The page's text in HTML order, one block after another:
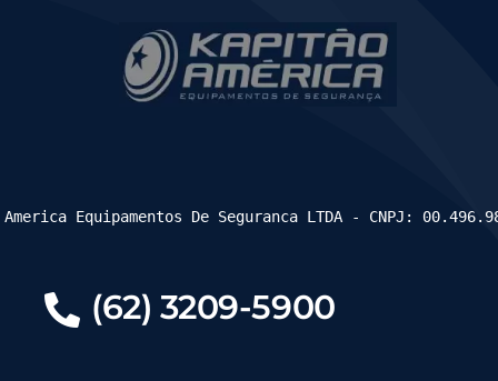
(62) 3209-5900
Equipamentos De Seguranca LTDA - CNPJ: